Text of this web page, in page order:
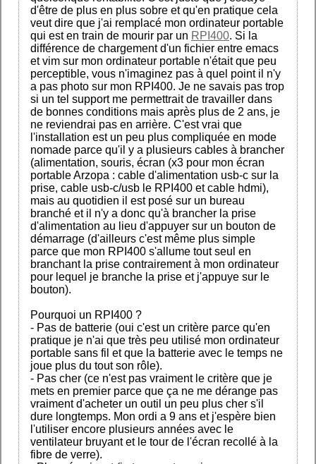
d'être de plus en plus sobre et qu'en pratique cela
veut dire que j'ai remplacé mon ordinateur portable
qui est en train de mourir par un RPI400. Si la
différence de chargement d'un fichier entre emacs
et vim sur mon ordinateur portable n'était que peu
perceptible, vous n'imaginez pas à quel point il n'y
a pas photo sur mon RPI400. Je ne savais pas trop
si un tel support me permettrait de travailler dans
de bonnes conditions mais après plus de 2 ans, je
ne reviendrai pas en arrière. C'est vrai que
l'installation est un peu plus compliquée en mode
nomade parce qu'il y a plusieurs cables à brancher
(alimentation, souris, écran (x3 pour mon écran
portable Arzopa : cable d'alimentation usb-c sur la
prise, cable usb-c/usb le RPI400 et cable hdmi),
mais au quotidien il est posé sur un bureau
branché et il n'y a donc qu'à brancher la prise
d'alimentation au lieu d'appuyer sur un bouton de
démarrage (d'ailleurs c'est même plus simple
parce que mon RPI400 s'allume tout seul en
branchant la prise contrairement à mon ordinateur
pour lequel je branche la prise et j'appuye sur le
bouton).
Pourquoi un RPI400 ?
- Pas de batterie (oui c'est un critère parce qu'en
pratique je n'ai que très peu utilisé mon ordinateur
portable sans fil et que la batterie avec le temps ne
joue plus du tout son rôle).
- Pas cher (ce n'est pas vraiment le critère que je
mets en premier parce que ça ne me dérange pas
vraiment d'acheter un outil un peu plus cher s'il
dure longtemps. Mon ordi a 9 ans et j'espère bien
l'utiliser encore plusieurs années avec le
ventilateur bruyant et le tour de l'écran recollé à la
fibre de verre).